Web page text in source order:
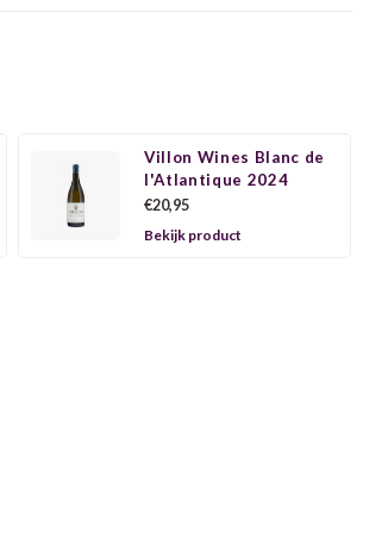
Villon Wines Blanc de
l'Atlantique 2024
€20,95
Bekijk product